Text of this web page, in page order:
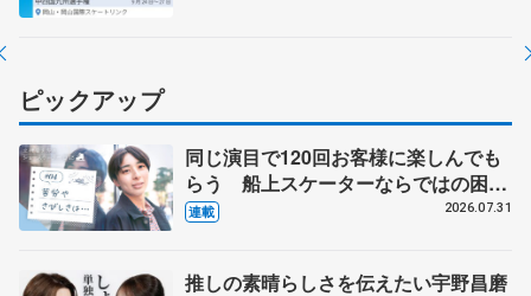
ピックアップ
同じ演目で120回お客様に楽しんでも
らう 船上スケーターならではの困難
とは 影響あったPIW前キャプテン松
連載 2026.07.31
推しの素晴らしさを伝えたい宇野昌磨